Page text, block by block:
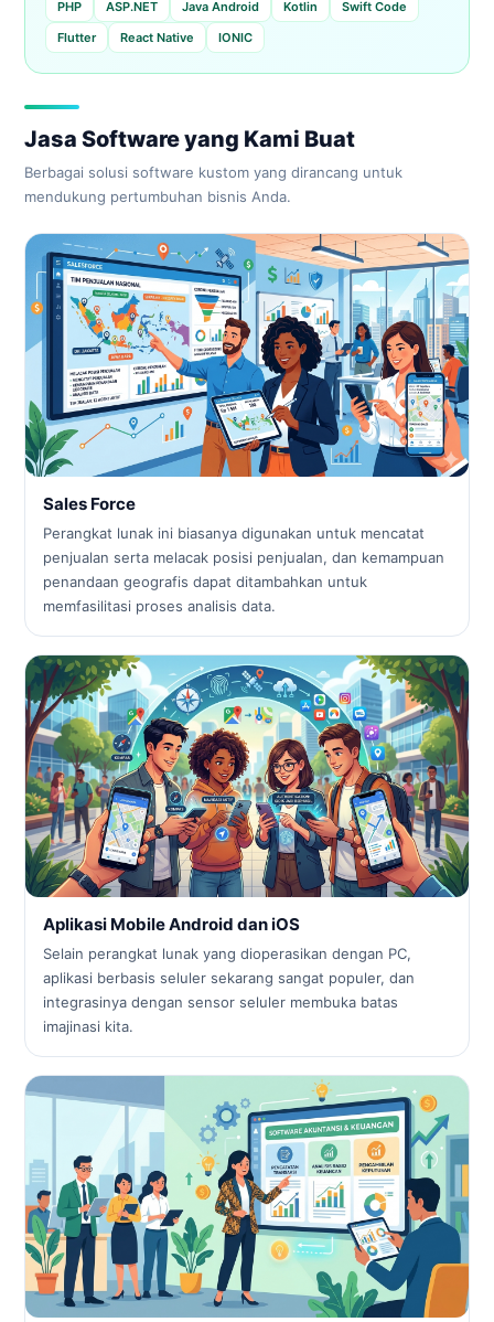
PHP ASP.NET Java Android Kotlin
Swift Code
Flutter
React Native IONIC
Jasa Software yang Kami Buat
Berbagai solusi software kustom yang dirancang untuk
mendukung pertumbuhan bisnis Anda.
Sales Force
Perangkat lunak ini biasanya digunakan untuk mencatat
penjualan serta melacak posisi penjualan, dan kemampuan
penandaan geografis dapat ditambahkan untuk
memfasilitasi proses analisis data.
Aplikasi Mobile Android dan iOS
Selain perangkat lunak yang dioperasikan dengan PC,
aplikasi berbasis seluler sekarang sangat populer, dan
integrasinya dengan sensor seluler membuka batas
imajinasi kita.